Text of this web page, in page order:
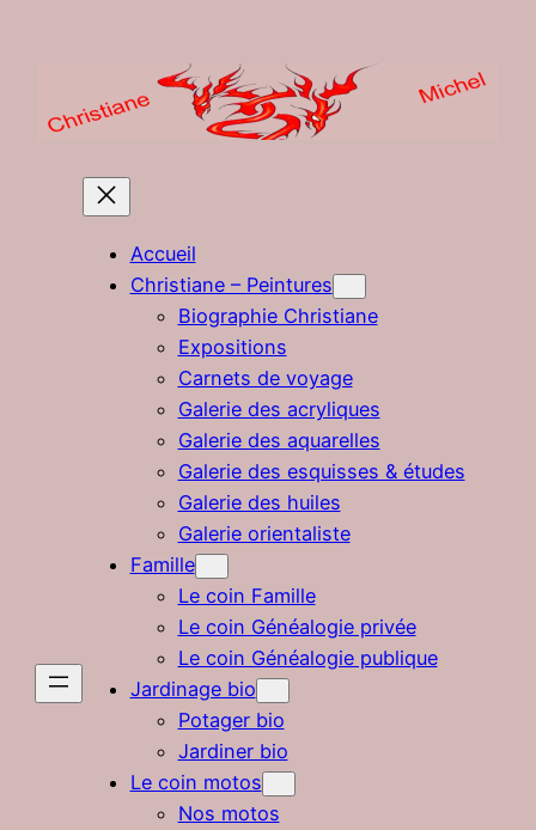
Accueil
Christiane – Peintures
Biographie Christiane
Expositions
Carnets de voyage
Galerie des acryliques
Galerie des aquarelles
Galerie des esquisses & études
Galerie des huiles
Galerie orientaliste
Famille
Le coin Famille
Le coin Généalogie privée
Le coin Généalogie publique
Jardinage bio
Potager bio
Jardiner bio
Le coin motos
Nos motos